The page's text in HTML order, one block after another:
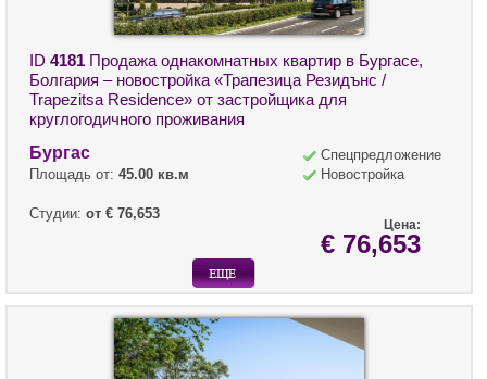
ID 4181 Продажа однакомнатных квартир в Бургасе,
Болгария – новостройка «Трапезица Резидънс /
Trapezitsa Residence» от застройщика для
круглогодичного проживания
Бургас
Площадь от: 45.00 кв.м
Студии: от € 76,653
Спецпредложение
Новостройка
Цена:
€ 76,653